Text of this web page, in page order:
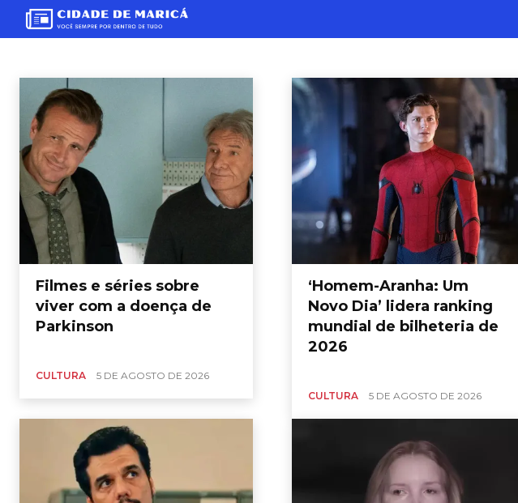
CULTURA
Filmes e séries sobre
viver com a doença de
Parkinson
CULTURA 5 DE AGOSTO DE 2026
‘Homem-Aranha: Um
Novo Dia’ lidera ranking
mundial de bilheteria de
2026
CULTURA 5 DE AGOSTO DE 2026